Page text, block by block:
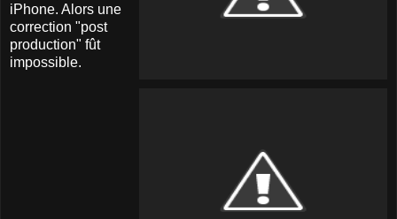
iPhone. Alors une
correction "post
production" fût
impossible.